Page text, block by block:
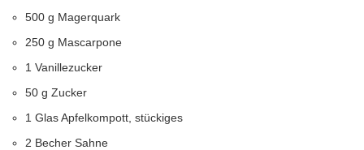
500 g Magerquark
250 g Mascarpone
1 Vanillezucker
50 g Zucker
1 Glas Apfelkompott, stückiges
2 Becher Sahne